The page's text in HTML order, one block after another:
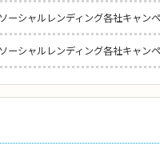
ーシャルレンディング各社キャン
ーシャルレンディング各社キャン